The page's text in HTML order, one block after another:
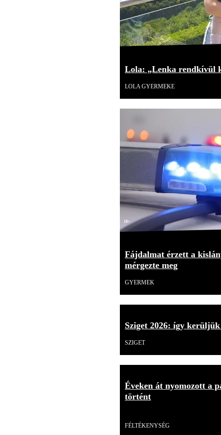
Lola: „Lenka rendkívül
LOLA GYERMEKE
18+
Fájdalmat érzett a
mérgezte meg
GYERMEK
Sziget 2026: így
SZIGET
Éveken át nyomozott a
történt
FÉLTÉKENYSÉG